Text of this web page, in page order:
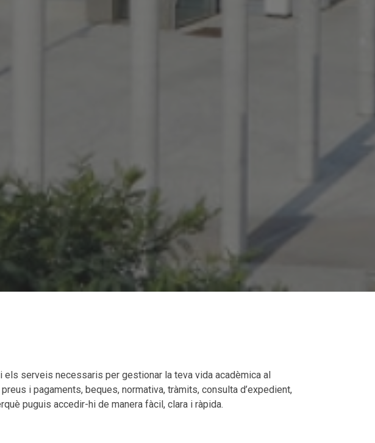
els serveis necessaris per gestionar la teva vida acadèmica al
i pagaments, beques, normativa, tràmits, consulta d’expedient,
puguis accedir-hi de manera fàcil, clara i ràpida.